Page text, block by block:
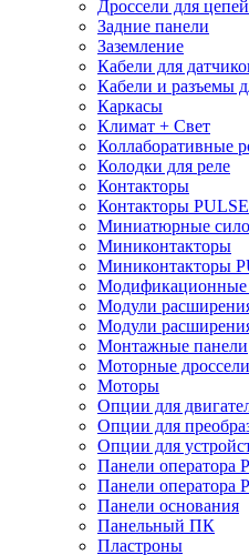
Дроссели для
Задние панели
Заземление
Кабели для
Кабели и разъемы
Каркасы
Климат + Свет
Коллаборативные
Колодки для реле
Контакторы
Контакторы PULSE
Миниатюрные
Миниконтакторы
Миниконтакторы
Модификационные
Модули
Модули
Монтажные панели
Моторные дроссели
Моторы
Опции для
Опции для
Опции для
Панели оператора
Панели оператора
Панели основания
Панельный ПК
Пластроны